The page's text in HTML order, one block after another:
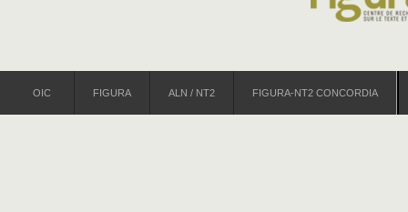
OIC FIGURA ALN / NT2 FIGURA-NT2 CONCORDIA